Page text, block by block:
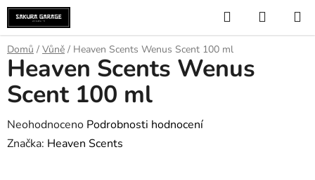
Přejít
na
obsah
Hledat
KOŠÍK
Domů / Vůně / Heaven Scents Wenus Scent 100 ml
Heaven Scents Wenus
Scent 100 ml
Průměrné
hodnocení
Neohodnoceno Podrobnosti hodnocení
Značka: Heaven Scents